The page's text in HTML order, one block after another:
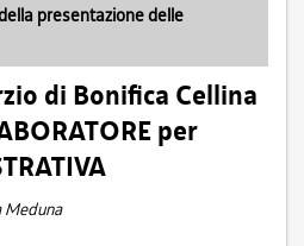
presentazione delle
di Bonifica Cellina
per
Meduna